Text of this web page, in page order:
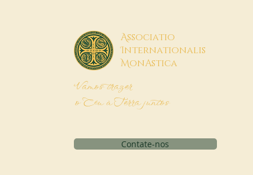
Associatio
Internationalis
MonAstica
Vamos trazer
o Céu à Terra juntos
Contate-nos